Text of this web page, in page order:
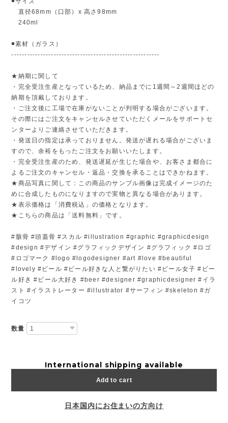
直径68mm（口部）x 高さ98mm
240ml
◾️素材（ガラス）
--------------------------------------------------------
★納期に関して
・完全受注生産となっているため、納品までに1週間～2週間ほどの
納期を頂戴しております。
・ご注文後に工場で在庫がないことが判明する場合がございます。
その際にはご注文をキャンセルさせていただくメールをサポートセ
ンターよりご連絡させていただきます。
・発送日の指定は承っておりません。発送が遅れる場合がございま
すので、余裕をもったご注文をお願いいたします。
・完全受注生産のため、発送遅延が生じた場合や、お客さま都合に
よるご注文のキャンセル・返品・交換を承ることはできかねます。
★商品写真に関して：この商品のサンプル画像は完成イメージのた
めに合成したものになりますので実物と異なる場合があります。
★表示価格は「消費税込」の価格となります。
★こちらの商品は「送料無料」です。
#骸骨 #頭蓋骨 #スカル #illustration #graphic #graphicdesign
#design #デザイン #グラフィックデザイン #グラフィック #ロゴ
#ロゴマーク #logo #logodesigner #art #love #beautiful
#lovely #ビール #ビール好きな人と繋がりたい #ビール女子 #ビー
ル好き #ビール大好き #beer #designer #graphicdesigner #イラ
スト #イラストレーター #illustrator #サーフィン #skeleton #ガ
イコツ
数量
International shipping available
Add to cart
日本国内にお住まいの方向け